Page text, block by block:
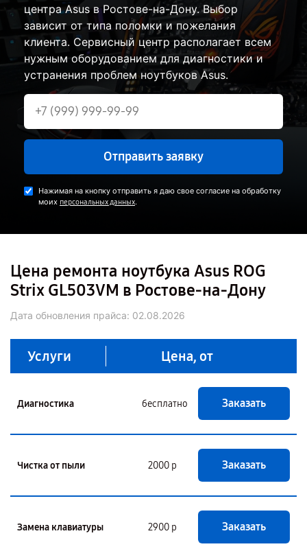
центра Asus в Ростове-на-Дону. Выбор
зависит от типа поломки и пожелания
клиента. Сервисный центр располагает всем
нужным оборудованием для диагностики и
устранения проблем ноутбуков Asus.
Отправить заявку
Нажимая на кнопку отправить я даю свое согласие на обработку
моих персональных данных.
Цена ремонта ноутбука Asus ROG
Strix GL503VM в Ростове-на-Дону
Дата обновления прайса: 02.08.2026
Услуги Цена, от
Диагностика бесплатно Заказать
Чистка от пыли 2000 р Заказать
Замена клавиатуры 2900 р Заказать